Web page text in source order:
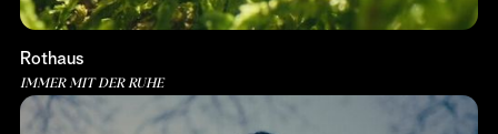
Rothaus
IMMER MIT DER RUHE